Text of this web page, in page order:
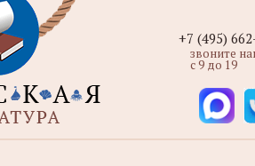
+7 (495)
звоните
с 9 до 19